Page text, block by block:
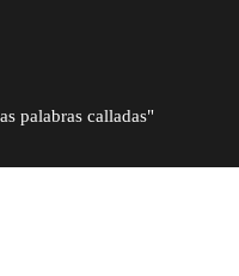
palabras calladas"